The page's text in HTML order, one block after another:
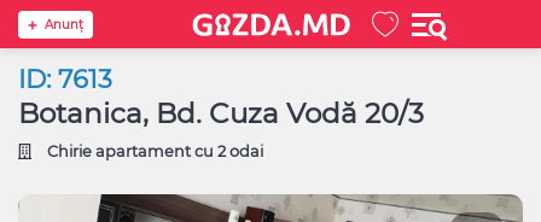
Anunţ
ID: 7613
Botanica, Bd. Cuza Vodă 20/3
Chirie apartament cu 2 odai